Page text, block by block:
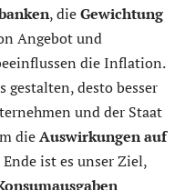
, dieGewichtung
Angebot und
die Inflation.
gestalten, desto besser
und der Staat
dieAuswirkungen auf
ist es unser Ziel,